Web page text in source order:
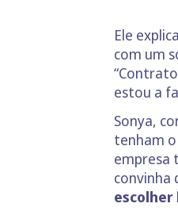
Ele
com um
estou a
Sonya,
tenham
empresa
convinha
escolher